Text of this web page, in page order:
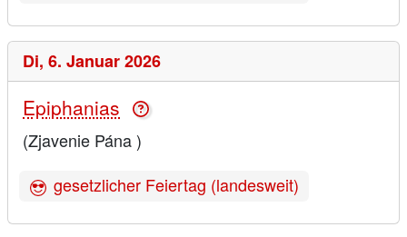
Di, 6. Januar 2026
Epiphanias
(Zjavenie Pána )
gesetzlicher Feiertag (landesweit)